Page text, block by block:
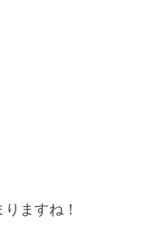
ますね！